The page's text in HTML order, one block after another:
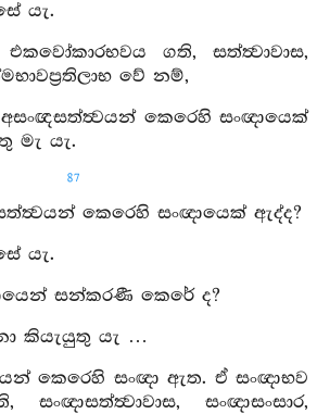
යැ.
ගති, සත්ත්‍වාවාස,
වේ නම්,
කෙරෙහි සංඥායෙක්
මැ යැ.
87
කෙරෙහි සංඥායෙක් ඇද්ද?
යැ.
සන්කරණී කෙරේ ද?
කියැයුතු යැ …
කෙරෙහි සංඥා ඇත. ඒ සංඥාභව
සංඥාසංසාර,